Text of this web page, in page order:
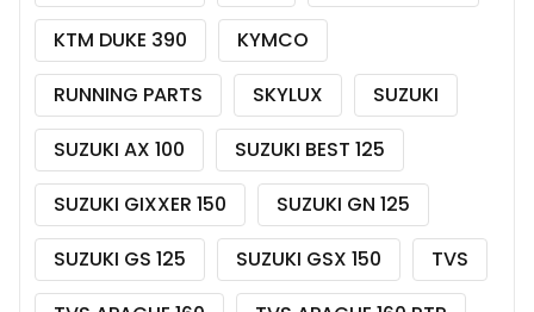
KTM DUKE 390
KYMCO
RUNNING PARTS
SKYLUX
SUZUKI
SUZUKI AX 100
SUZUKI BEST 125
SUZUKI GIXXER 150
SUZUKI GN 125
SUZUKI GS 125
SUZUKI GSX 150
TVS